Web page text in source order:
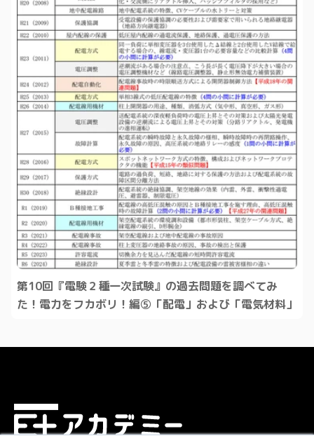
第10回『電験２種一次試験』の過去問題を調べてみ
た！電力をフカボリ！編⑤「配電」および「電気材料」